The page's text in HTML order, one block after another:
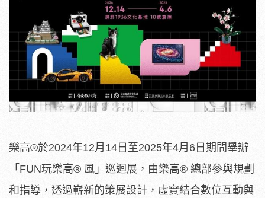
樂高®於2024年12月14日至2025年4月6日期間舉辦
「FUN玩樂高® 風」巡迴展，由樂高® 總部參與規劃
和指導，透過嶄新的策展設計，虛實結合數位互動與